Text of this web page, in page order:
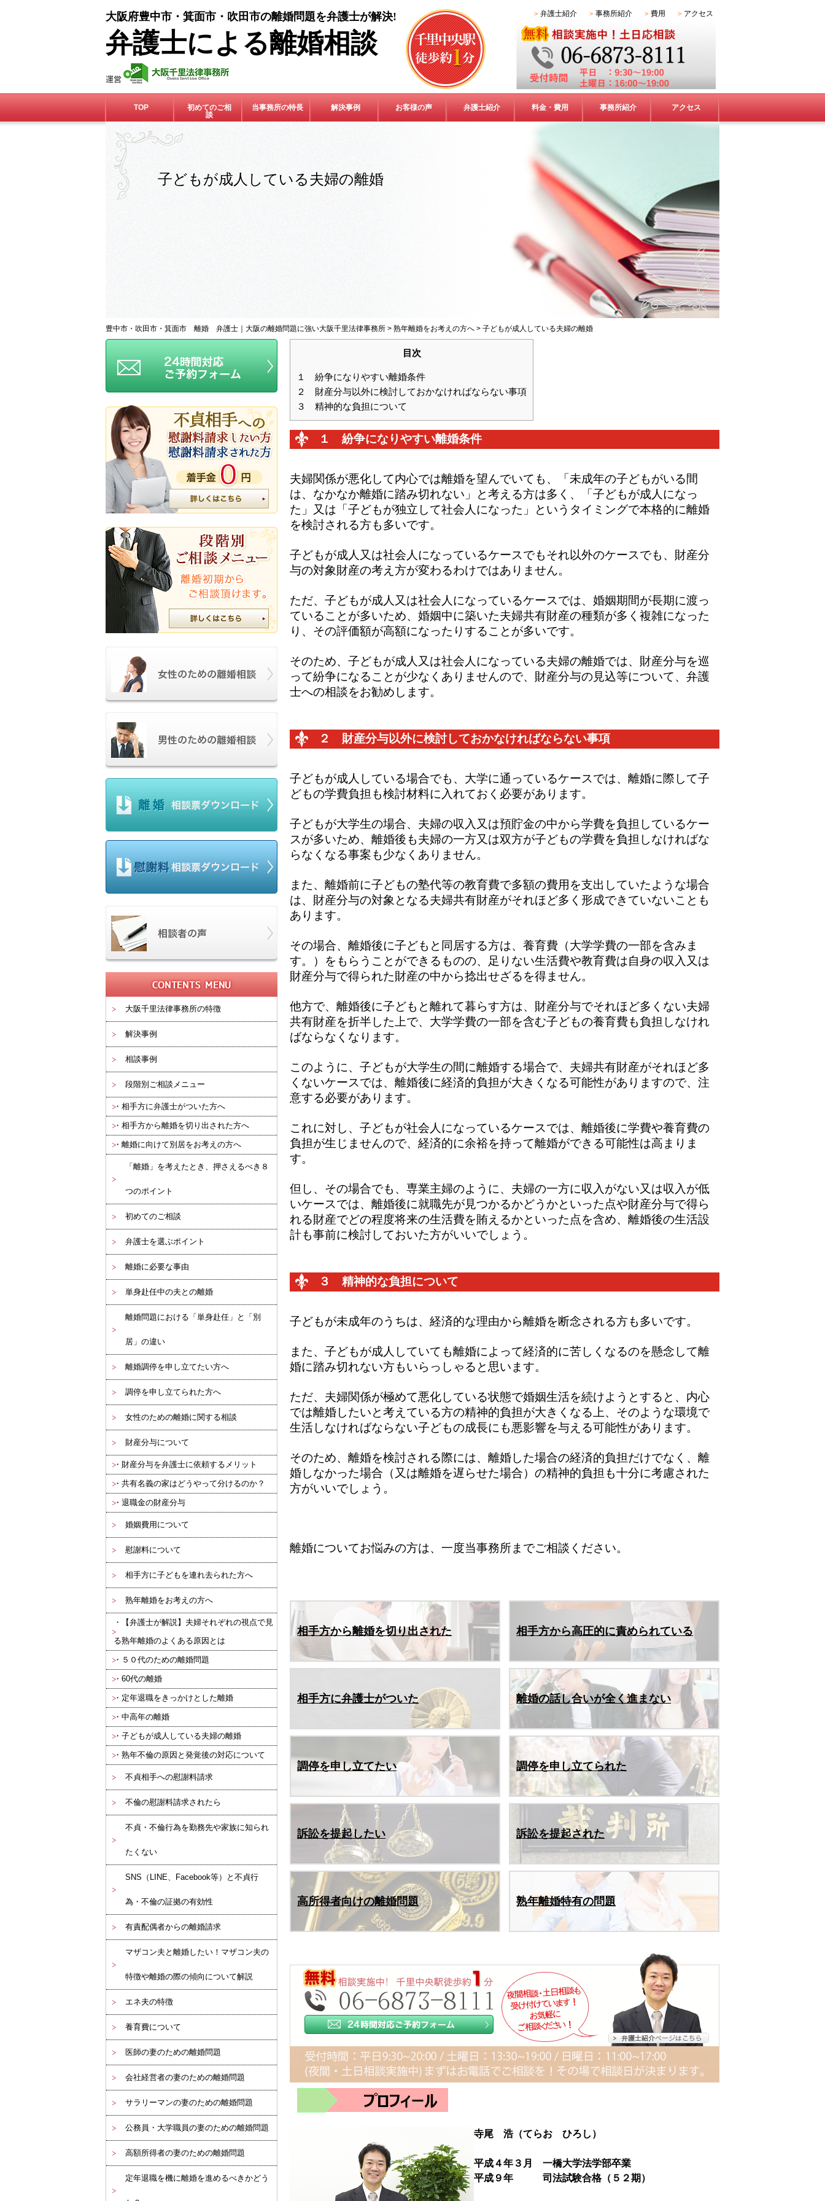
大阪府豊中市・箕面市・吹田市の離婚問題を弁護士が解決!
弁護士による離婚相談
弁護士紹介 事務所紹介 費用 アクセス
TOP
初めてのご相
談
当事務所の特長 解決事例 お客様の声 弁護士紹介 料金・費用 事務所紹介 アクセス
子どもが成人している夫婦の離婚
豊中市・吹田市・箕面市 離婚 弁護士｜大阪の離婚問題に強い大阪千里法律事務所 > 熟年離婚をお考えの方へ > 子どもが成人している夫婦の離婚
目次
１ 紛争になりやすい離婚条件
２ 財産分与以外に検討しておかなければならない事項
３ 精神的な負担について
１ 紛争になりやすい離婚条件
夫婦関係が悪化して内心では離婚を望んでいても、「未成年の子どもがいる間
は、なかなか離婚に踏み切れない」と考える方は多く、「子どもが成人になっ
た」又は「子どもが独立して社会人になった」というタイミングで本格的に離婚
を検討される方も多いです。
子どもが成人又は社会人になっているケースでもそれ以外のケースでも、財産分
与の対象財産の考え方が変わるわけではありません。
ただ、子どもが成人又は社会人になっているケースでは、婚姻期間が長期に渡っ
ていることが多いため、婚姻中に築いた夫婦共有財産の種類が多く複雑になった
り、その評価額が高額になったりすることが多いです。
そのため、子どもが成人又は社会人になっている夫婦の離婚では、財産分与を巡
って紛争になることが少なくありませんので、財産分与の見込等について、弁護
士への相談をお勧めします。
２ 財産分与以外に検討しておかなければならない事項
子どもが成人している場合でも、大学に通っているケースでは、離婚に際して子
どもの学費負担も検討材料に入れておく必要があります。
子どもが大学生の場合、夫婦の収入又は預貯金の中から学費を負担しているケー
スが多いため、離婚後も夫婦の一方又は双方が子どもの学費を負担しなければな
らなくなる事案も少なくありません。
また、離婚前に子どもの塾代等の教育費で多額の費用を支出していたような場合
は、財産分与の対象となる夫婦共有財産がそれほど多く形成できていないことも
あります。
その場合、離婚後に子どもと同居する方は、養育費（大学学費の一部を含みま
す。）をもらうことができるものの、足りない生活費や教育費は自身の収入又は
財産分与で得られた財産の中から捻出せざるを得ません。
他方で、離婚後に子どもと離れて暮らす方は、財産分与でそれほど多くない夫婦
共有財産を折半した上で、大学学費の一部を含む子どもの養育費も負担しなけれ
ばならなくなります。
このように、子どもが大学生の間に離婚する場合で、夫婦共有財産がそれほど多
くないケースでは、離婚後に経済的負担が大きくなる可能性がありますので、注
意する必要があります。
これに対し、子どもが社会人になっているケースでは、離婚後に学費や養育費の
負担が生じませんので、経済的に余裕を持って離婚ができる可能性は高まりま
す。
但し、その場合でも、専業主婦のように、夫婦の一方に収入がない又は収入が低
いケースでは、離婚後に就職先が見つかるかどうかといった点や財産分与で得ら
れる財産でどの程度将来の生活費を賄えるかといった点を含め、離婚後の生活設
計も事前に検討しておいた方がいいでしょう。
３ 精神的な負担について
子どもが未成年のうちは、経済的な理由から離婚を断念される方も多いです。
また、子どもが成人していても離婚によって経済的に苦しくなるのを懸念して離
婚に踏み切れない方もいらっしゃると思います。
ただ、夫婦関係が極めて悪化している状態で婚姻生活を続けようとすると、内心
では離婚したいと考えている方の精神的負担が大きくなる上、そのような環境で
生活しなければならない子どもの成長にも悪影響を与える可能性があります。
そのため、離婚を検討される際には、離婚した場合の経済的負担だけでなく、離
婚しなかった場合（又は離婚を遅らせた場合）の精神的負担も十分に考慮された
方がいいでしょう。
離婚についてお悩みの方は、一度当事務所までご相談ください。
相手方から離婚を切り出された 相手方から高圧的に責められている
相手方に弁護士がついた 離婚の話し合いが全く進まない
調停を申し立てたい 調停を申し立てられた
訴訟を提起したい 訴訟を提起された
高所得者向けの離婚問題 熟年離婚特有の問題
寺尾 浩（てらお ひろし）
平成４年３月 一橋大学法学部卒業
平成９年 司法試験合格（５２期）
大阪千里法律事務所の特徴
解決事例
相談事例
段階別ご相談メニュー
相手方に弁護士がついた方へ
相手方から離婚を切り出された方へ
離婚に向けて別居をお考えの方へ
「離婚」を考えたとき、押さえるべき８
つのポイント
初めてのご相談
弁護士を選ぶポイント
離婚に必要な事由
単身赴任中の夫との離婚
離婚問題における「単身赴任」と「別
居」の違い
離婚調停を申し立てたい方へ
調停を申し立てられた方へ
女性のための離婚に関する相談
財産分与について
財産分与を弁護士に依頼するメリット
共有名義の家はどうやって分けるのか？
退職金の財産分与
婚姻費用について
慰謝料について
相手方に子どもを連れ去られた方へ
熟年離婚をお考えの方へ
【弁護士が解説】夫婦それぞれの視点で見
る熟年離婚のよくある原因とは
５０代のための離婚問題
60代の離婚
定年退職をきっかけとした離婚
中高年の離婚
子どもが成人している夫婦の離婚
熟年不倫の原因と発覚後の対応について
不貞相手への慰謝料請求
不倫の慰謝料請求されたら
不貞・不倫行為を勤務先や家族に知られ
たくない
SNS（LINE、Facebook等）と不貞行
為・不倫の証拠の有効性
有責配偶者からの離婚請求
マザコン夫と離婚したい！マザコン夫の
特徴や離婚の際の傾向について解説
エネ夫の特徴
養育費について
医師の妻のための離婚問題
会社経営者の妻のための離婚問題
サラリーマンの妻のための離婚問題
公務員・大学職員の妻のための離婚問題
高額所得者の妻のための離婚問題
定年退職を機に離婚を進めるべきかどう